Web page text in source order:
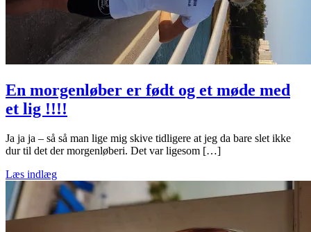
En morgenløber er født og et møde med
et lig !!!!
Ja ja ja – så så man lige mig skive tidligere at jeg da bare slet ikke
dur til det der morgenløberi. Det var ligesom […]
Læs indlæg